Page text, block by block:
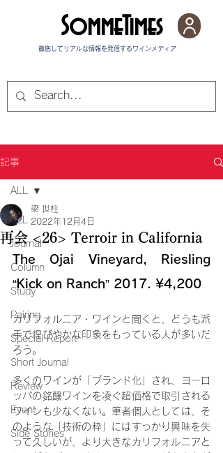
徹底してリアルな情報を発信する​ワインメディア
SommeTimes
記事
ALL
Journal
Column
Study
Pairing
Special Report
Short Journal
Review
Event
Side Stories
ALL
再会 <26> Terroir in California
梁 世柱
2022年12月4日
The Ojai Vineyard, Riesling
“Kick on Ranch” 2017. ¥4,200
カリフォルニア・ワインと聞くと、どうも派
手で煌びやかな印象をもっている人が多いだ
ろう。
多くのワインが「ブランド化」され、ヨーロ
ッパの銘醸ワインを凌ぐ超価格で取引される
ワインも少なくない。筆者個人としては、そ
のような「技術の粋」にはすっかり興味を失
って久しいが、より大きなカリフォルニアと